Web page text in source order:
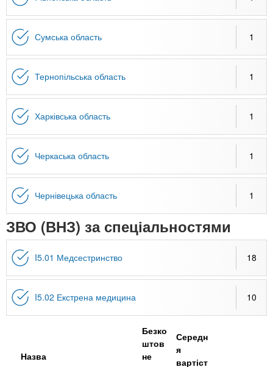
Сумська область 1
Тернопільська область 1
Харківська область 1
Черкаська область 1
Чернівецька область 1
ЗВО (ВНЗ) за спеціальностями
I5.01 Медсестринство 18
I5.02 Екстрена медицина 10
Назва
Безко
штов
не
Середн
я
вартіст